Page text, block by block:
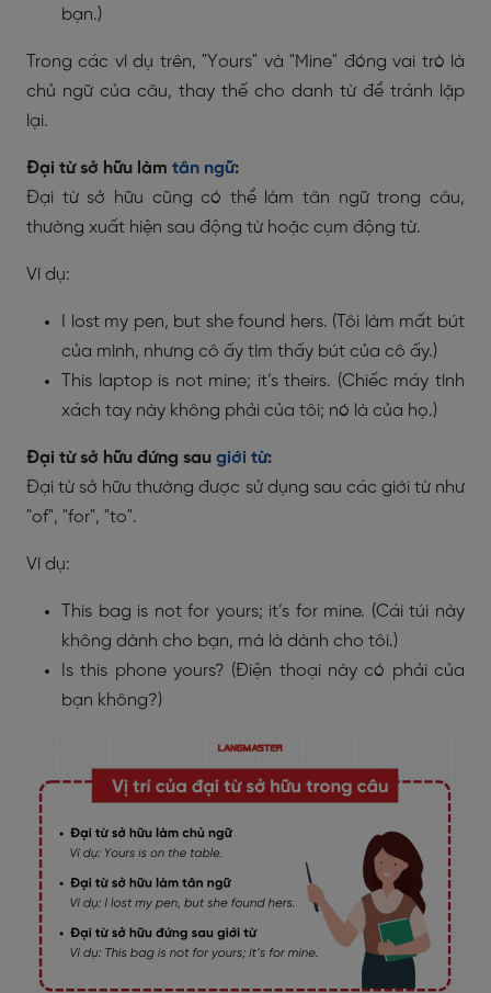
bạn.)
Trong các ví dụ trên, "Yours" và "Mine" đóng vai trò là
chủ ngữ của câu, thay thế cho danh từ để tránh lặp
lại.
Đại từ sở hữu làm tân ngữ:
Đại từ sở hữu cũng có thể làm tân ngữ trong câu,
thường xuất hiện sau động từ hoặc cụm động từ.
Ví dụ:
I lost my pen, but she found hers. (Tôi làm mất bút
của mình, nhưng cô ấy tìm thấy bút của cô ấy.)
This laptop is not mine; it’s theirs. (Chiếc máy tính
xách tay này không phải của tôi; nó là của họ.)
Đại từ sở hữu đứng sau giới từ:
Đại từ sở hữu thường được sử dụng sau các giới từ như
"of", "for", "to".
Ví dụ:
This bag is not for yours; it’s for mine. (Cái túi này
không dành cho bạn, mà là dành cho tôi.)
Is this phone yours? (Điện thoại này có phải của
bạn không?)